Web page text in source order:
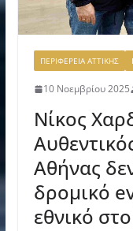
ΠΕΡΙΦΕΡΕΙΑ ΑΤΤΙΚΗΣ
10 Νοεμβρίου 2025
Νίκος
Αθήνας
δρομικό
εθνικό